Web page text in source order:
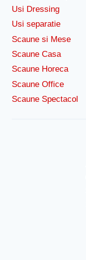
Usi Dressing
Usi separatie
Scaune si Mese
Scaune Casa
Scaune Horeca
Scaune Office
Scaune Spectacol